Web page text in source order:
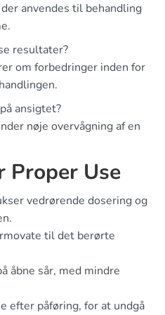
anvendes til behandling
resultater?
om forbedringer inden for
ansigtet?
nøje overvågning af en
Proper Use
vedrørende dosering og
til det berørte
åbne sår, med mindre
efter påføring, for at undgå